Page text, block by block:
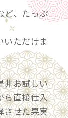
ど、たっぷ
いただけま
非お試しい
ら直接仕入
させた果実